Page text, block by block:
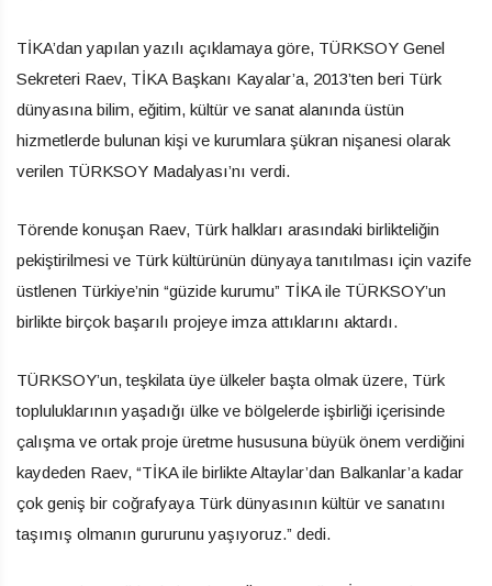
TİKA’dan yapılan yazılı açıklamaya göre, TÜRKSOY Genel
Sekreteri Raev, TİKA Başkanı Kayalar’a, 2013’ten beri Türk
dünyasına bilim, eğitim, kültür ve sanat alanında üstün
hizmetlerde bulunan kişi ve kurumlara şükran nişanesi olarak
verilen TÜRKSOY Madalyası’nı verdi.
Törende konuşan Raev, Türk halkları arasındaki birlikteliğin
pekiştirilmesi ve Türk kültürünün dünyaya tanıtılması için vazife
üstlenen Türkiye’nin “güzide kurumu” TİKA ile TÜRKSOY’un
birlikte birçok başarılı projeye imza attıklarını aktardı.
TÜRKSOY’un, teşkilata üye ülkeler başta olmak üzere, Türk
topluluklarının yaşadığı ülke ve bölgelerde işbirliği içerisinde
çalışma ve ortak proje üretme hususuna büyük önem verdiğini
kaydeden Raev, “TİKA ile birlikte Altaylar’dan Balkanlar’a kadar
çok geniş bir coğrafyaya Türk dünyasının kültür ve sanatını
taşımış olmanın gururunu yaşıyoruz.” dedi.